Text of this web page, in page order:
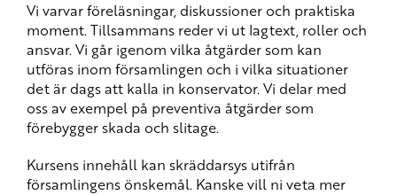
Vi varvar föreläsningar, diskussioner och praktiska
moment. Tillsammans reder vi ut lagtext, roller och
ansvar. Vi går igenom vilka åtgärder som kan
utföras inom församlingen och i vilka situationer
det är dags att kalla in konservator. Vi delar med
oss av exempel på preventiva åtgärder som
förebygger skada och slitage.
Kursens innehåll kan skräddarsys utifrån
församlingens önskemål. Kanske vill ni veta mer